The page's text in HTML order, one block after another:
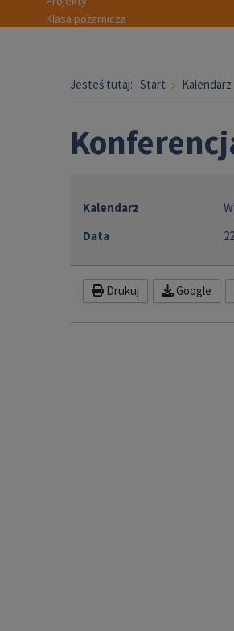
Klasa pożarnicza
Jesteś tutaj: Start Kalendarz
Kalendarz
Data
Drukuj Google